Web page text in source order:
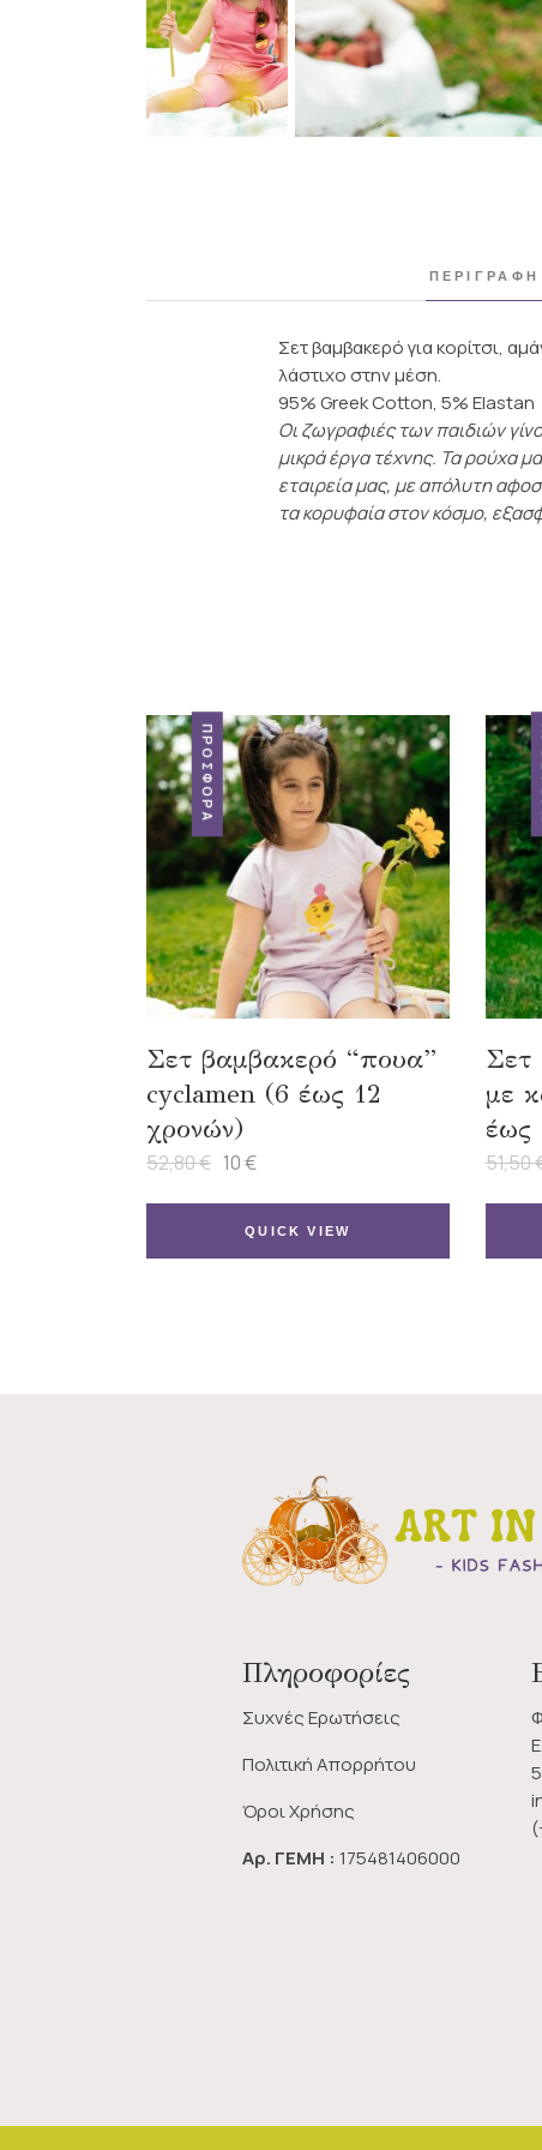
ΠΕΡΙΓΡΑΦΉ
Σετ βαμβακερό για κορίτσι,
λάστιχο στην μέση.
95% Greek Cotton, 5% Elastan
Οι ζωγραφιές των παιδιών
μικρά έργα τέχνης. Τα ρούχα
εταιρεία μας, με απόλυτη
τα κορυφαία στον κόσμο,
ΠΡΟΣΦΟΡΆ
Σετ βαμβακερό “πουα”
cyclamen (6 έως 12
χρονών)
52,80€
Original
was:
52,80 €.
10€
Η
τιμή
είναι:QUICK VIEW
Σετ
με
έως
51,50
Πληροφορίες
Συχνές Ερωτήσεις
Πολιτική Απορρήτου
Όροι Χρήσης
Αρ. ΓΕΜΗ : 175481406000